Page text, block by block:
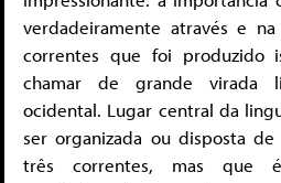
verdadeiramente através e
correntes que foi produzido
chamar de grande virada
ocidental. Lugar central da
ser organizada ou disposta
três correntes, mas que